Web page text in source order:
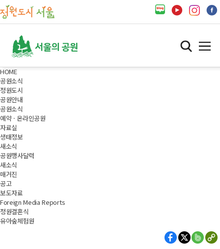
HOME
공원소식
정원도시
공원안내
공원소식
예약 · 온라인공원
자료실
생태정보
새소식
공원행사달력
새소식
매거진
공고
보도자료
Foreign Media Reports
정원결혼식
유아숲체험원